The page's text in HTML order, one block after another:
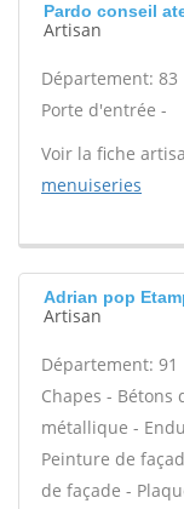
Pardo conseil
Artisan
Département: 83
Porte d'entrée -
Voir la fiche
menuiseries
Adrian pop
Artisan
Département: 91
Chapes -
métallique -
Peinture de
de façade -